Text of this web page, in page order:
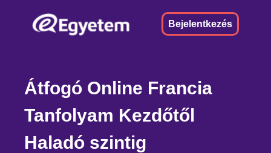
Bejelentkezés
Átfogó Online Francia
Tanfolyam Kezdőtől
Haladó szintig